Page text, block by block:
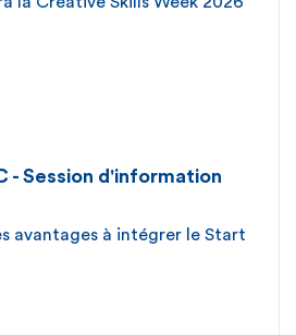
- Session d'information
avantages à intégrer le Start